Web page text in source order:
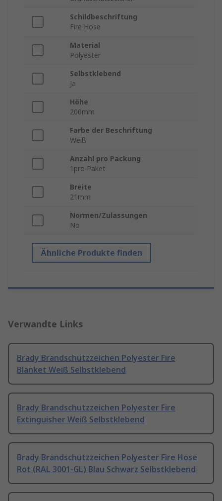
Schildbeschriftung
Fire Hose
Material
Polyester
Selbstklebend
Ja
Höhe
200mm
Farbe der Beschriftung
Weiß
Anzahl pro Packung
1pro Paket
Breite
21mm
Normen/Zulassungen
No
Ähnliche Produkte finden
Verwandte Links
Brady Brandschutzzeichen Polyester Fire
Blanket Weiß Selbstklebend
Brady Brandschutzzeichen Polyester Fire
Extinguisher Weiß Selbstklebend
Brady Brandschutzzeichen Polyester Fire Hose
Rot (RAL 3001-GL) Blau Schwarz Selbstklebend